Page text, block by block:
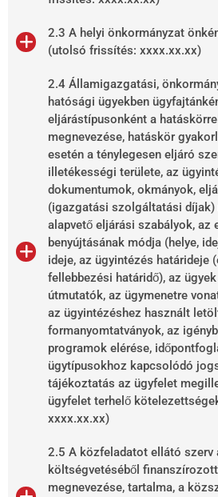
2.3 A helyi önkormányzat
(utolsó frissítés: xxxx.xx.xx)
2.4 Államigazgatási,
hatósági ügyekben
eljárástípusonként a
megnevezése, hatáskör
esetén a ténylegesen eljáró
illetékességi területe, az
dokumentumok, okmányok,
(igazgatási szolgáltatási díjak)
alapvető eljárási szabályok,
benyújtásának módja (helye,
ideje, az ügyintézés határideje
fellebbezési határidő), az
útmutatók, az ügymenetre
az ügyintézéshez használt
formanyomtatványok, az
programok elérése,
ügytípusokhoz kapcsolódó
tájékoztatás az ügyfelet
ügyfelet terhelő
xxxx.xx.xx)
2.5 A közfeladatot ellátó szerv
költségvetéséből
megnevezése, tartalma, a